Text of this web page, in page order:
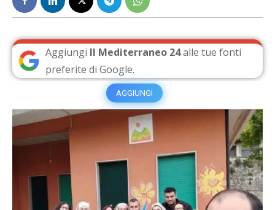
Aggiungi Il Mediterraneo 24alle tue fonti
preferite di Google.
AGGIUNGI